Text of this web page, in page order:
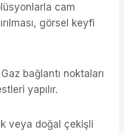
cam
görsel keyfi
Gaz bağlantı noktaları
yapılır.
veya doğal çekişli